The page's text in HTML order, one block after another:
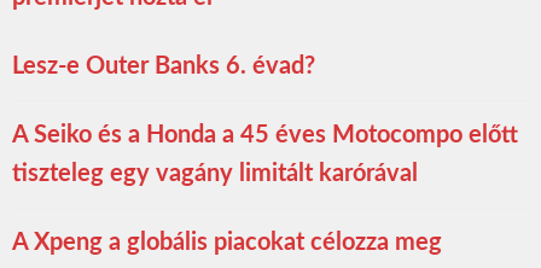
Lesz-e Outer Banks 6. évad?
A Seiko és a Honda a 45 éves Motocompo előtt
tiszteleg egy vagány limitált karórával
A Xpeng a globális piacokat célozza meg